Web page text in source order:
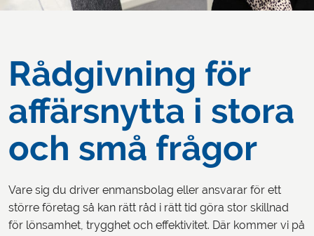
Rådgivning för
affärsnytta i stora
och små frågor
Vare sig du driver enmansbolag eller ansvarar för ett
större företag så kan rätt råd i rätt tid göra stor skillnad
för lönsamhet, trygghet och effektivitet. Där kommer vi på